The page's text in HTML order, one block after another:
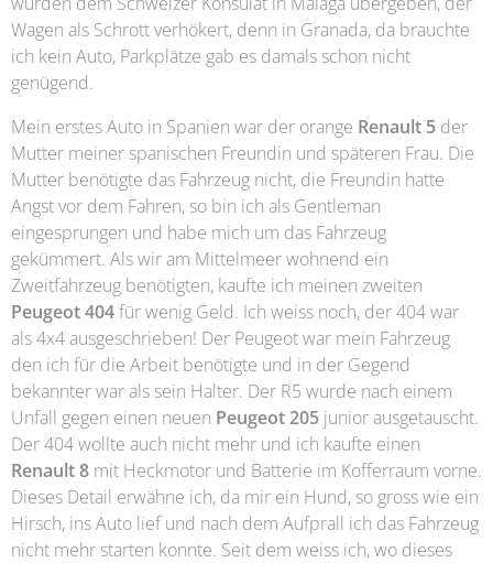
Wagen als Schrott verhökert, denn in Granada, da brauchte
ich kein Auto, Parkplätze gab es damals schon nicht
genügend.
Mein erstes Auto in Spanien war der orange Renault 5 der
Mutter meiner spanischen Freundin und späteren Frau. Die
Mutter benötigte das Fahrzeug nicht, die Freundin hatte
Angst vor dem Fahren, so bin ich als Gentleman
eingesprungen und habe mich um das Fahrzeug
gekümmert. Als wir am Mittelmeer wohnend ein
Zweitfahrzeug benötigten, kaufte ich meinen zweiten
Peugeot 404für wenig Geld. Ich weiss noch, der 404 war
als 4x4 ausgeschrieben! Der Peugeot war mein Fahrzeug
den ich für die Arbeit benötigte und in der Gegend
bekannter war als sein Halter. Der R5 wurde nach einem
Unfall gegen einen neuen Peugeot 205 junior ausgetauscht.
Der 404 wollte auch nicht mehr und ich kaufte einen
Renault 8 mit Heckmotor und Batterie im Kofferraum vorne.
Dieses Detail erwähne ich, da mir ein Hund, so gross wie ein
Hirsch, ins Auto lief und nach dem Aufprall ich das Fahrzeug
nicht mehr starten konnte. Seit dem weiss ich, wo dieses